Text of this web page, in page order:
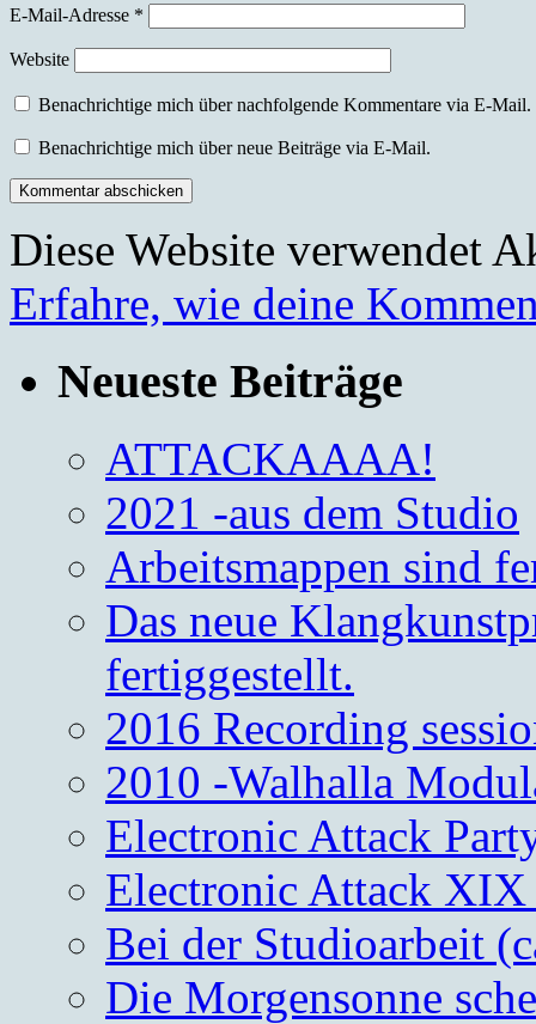
E-Mail-Adresse *
Website
Benachrichtige mich über nachfolgende Kommentare via E-Mail.
Benachrichtige mich über neue Beiträge via E-Mail.
Diese Website verwendet
Erfahre, wie deine
Neueste Beiträge
ATTACKAAAA!
2021 -aus dem Studio
Arbeitsmappen sind
Das neue
fertiggestellt.
2016 Recording
2010 -Walhalla
Electronic Attack
Electronic Attack XIX
Bei der Studioarbeit
Die Morgensonne